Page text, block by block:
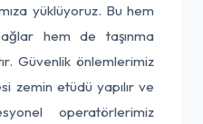
yüklüyoruz. Bu hem
hem de taşınma
Güvenlik önlemlerimiz
zemin etüdü yapılır ve
operatörlerimiz